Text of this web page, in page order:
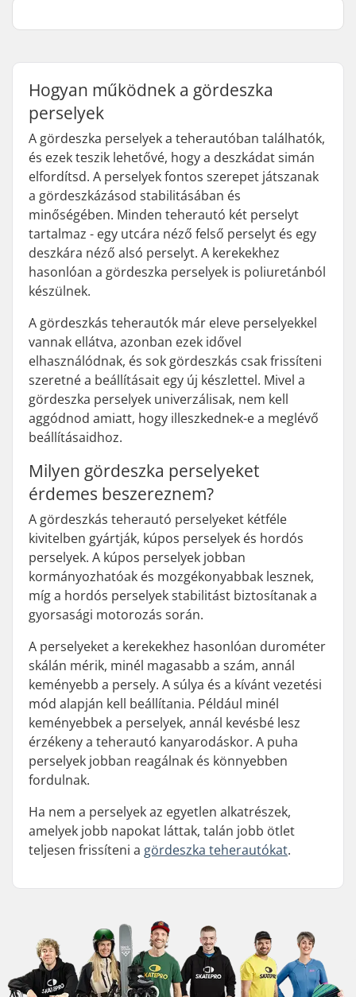
Hogyan működnek a gördeszka
perselyek
A gördeszka perselyek a teherautóban találhatók,
és ezek teszik lehetővé, hogy a deszkádat simán
elfordítsd. A perselyek fontos szerepet játszanak
a gördeszkázásod stabilitásában és
minőségében. Minden teherautó két perselyt
tartalmaz - egy utcára néző felső perselyt és egy
deszkára néző alsó perselyt. A kerekekhez
hasonlóan a gördeszka perselyek is poliuretánból
készülnek.
A gördeszkás teherautók már eleve perselyekkel
vannak ellátva, azonban ezek idővel
elhasználódnak, és sok gördeszkás csak frissíteni
szeretné a beállításait egy új készlettel. Mivel a
gördeszka perselyek univerzálisak, nem kell
aggódnod amiatt, hogy illeszkednek-e a meglévő
beállításaidhoz.
Milyen gördeszka perselyeket
érdemes beszereznem?
A gördeszkás teherautó perselyeket kétféle
kivitelben gyártják, kúpos perselyek és hordós
perselyek. A kúpos perselyek jobban
kormányozhatóak és mozgékonyabbak lesznek,
míg a hordós perselyek stabilitást biztosítanak a
gyorsasági motorozás során.
A perselyeket a kerekekhez hasonlóan durométer
skálán mérik, minél magasabb a szám, annál
keményebb a persely. A súlya és a kívánt vezetési
mód alapján kell beállítania. Például minél
keményebbek a perselyek, annál kevésbé lesz
érzékeny a teherautó kanyarodáskor. A puha
perselyek jobban reagálnak és könnyebben
fordulnak.
Ha nem a perselyek az egyetlen alkatrészek,
amelyek jobb napokat láttak, talán jobb ötlet
teljesen frissíteni a gördeszka teherautókat.